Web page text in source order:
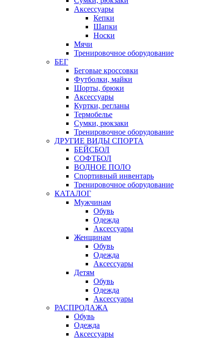
Аксессуары
Кепки
Шапки
Носки
Мячи
Тренировочное оборудование
БЕГ
Беговые кроссовки
Футболки, майки
Шорты, брюки
Аксессуары
Куртки, регланы
Термобелье
Сумки, рюкзаки
Тренировочное оборудование
ДРУГИЕ ВИДЫ СПОРТА
БЕЙСБОЛ
СОФТБОЛ
ВОДНОЕ ПОЛО
Спортивный инвентарь
Тренировочное оборудование
КАТАЛОГ
Мужчинам
Обувь
Одежда
Аксессуары
Женщинам
Обувь
Одежда
Аксессуары
Детям
Обувь
Одежда
Аксессуары
РАСПРОДАЖА
Обувь
Одежда
Аксессуары